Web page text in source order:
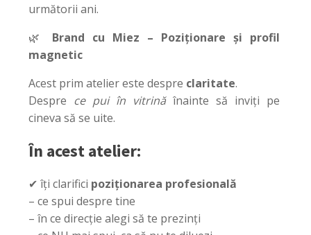
următorii ani.
🌿 Brand cu Miez – Poziționare și profil
magnetic
Acest prim atelier este despre claritate.
Despre ce pui în vitrinăînainte să inviți pe
cineva să se uite.
În acest atelier:
✔ îți clarifici poziționarea profesională
– ce spui despre tine
– în ce direcție alegi să te prezinți